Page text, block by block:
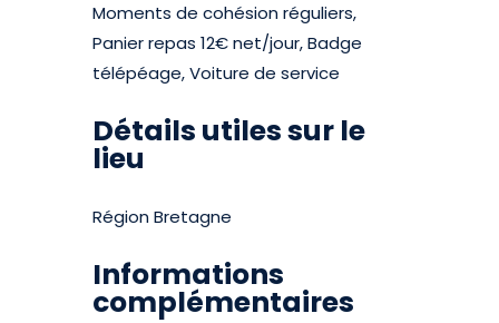
Moments de cohésion réguliers,
Panier repas 12€ net/jour, Badge
télépéage, Voiture de service
Détails utiles sur le
lieu
Région Bretagne
Informations
complémentaires